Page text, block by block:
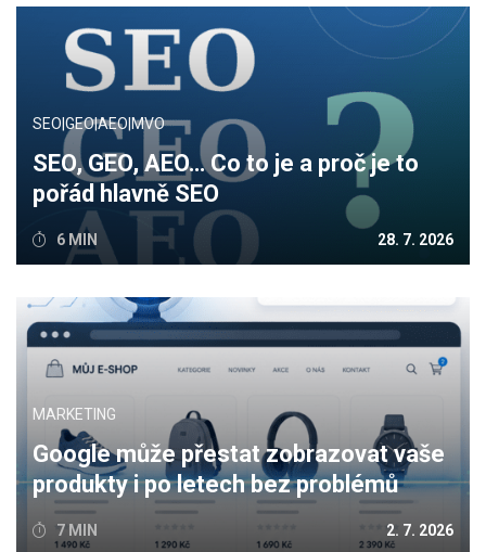
SEO|GEO|AEO|MVO
SEO, GEO, AEO… Co to je a proč je to
pořád hlavně SEO
6 MIN 28. 7. 2026
MARKETING
Google může přestat zobrazovat vaše
produkty i po letech bez problémů
7 MIN 2. 7. 2026